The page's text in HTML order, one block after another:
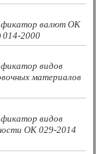
валют ОК
2000
видов
материалов
видов
ОК 029-2014